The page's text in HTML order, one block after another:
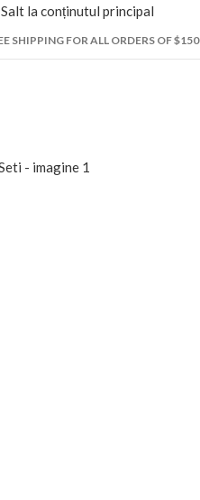
Salt la conținutul principal
SHIPPING FOR ALL ORDERS OF $150